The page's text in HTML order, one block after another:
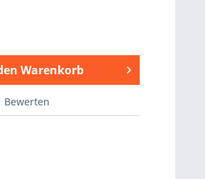
Warenkorb
Hinzugefügt
Bewerten